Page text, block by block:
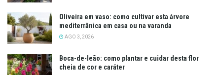
Oliveira em vaso: como cultivar esta árvore
mediterrânica em casa ou na varanda
AGO 3, 2026
Boca-de-leão: como plantar e cuidar desta flor
cheia de cor e caráter